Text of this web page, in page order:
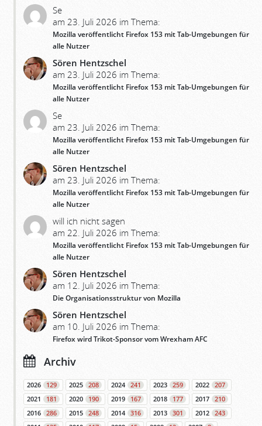
Se
am 23. Juli 2026 im Thema:
Mozilla veröffentlicht Firefox 153 mit Tab-Umgebungen für
alle Nutzer
Sören Hentzschel
am 23. Juli 2026 im Thema:
Mozilla veröffentlicht Firefox 153 mit Tab-Umgebungen für
alle Nutzer
Se
am 23. Juli 2026 im Thema:
Mozilla veröffentlicht Firefox 153 mit Tab-Umgebungen für
alle Nutzer
Sören Hentzschel
am 23. Juli 2026 im Thema:
Mozilla veröffentlicht Firefox 153 mit Tab-Umgebungen für
alle Nutzer
will ich nicht sagen
am 22. Juli 2026 im Thema:
Mozilla veröffentlicht Firefox 153 mit Tab-Umgebungen für
alle Nutzer
Sören Hentzschel
am 12. Juli 2026 im Thema:
Die Organisationsstruktur von Mozilla
Sören Hentzschel
am 10. Juli 2026 im Thema:
Firefox wird Trikot-Sponsor vom Wrexham AFC
Archiv
2026 129 2025 208 2024 241 2023 259 2022
207
2021
181 2020 190 2019 167 2018 177 2017
210
2016
286 2015 248 2014 316 2013 301 2012
243